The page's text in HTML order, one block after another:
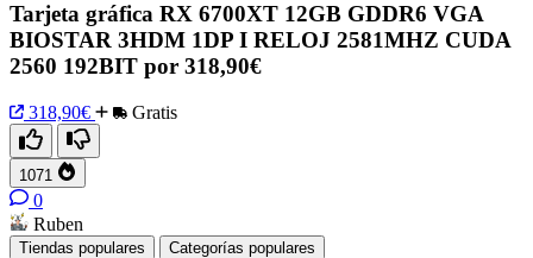
Tarjeta gráfica RX 6700XT 12GB GDDR6 VGA
BIOSTAR 3HDM 1DP I RELOJ 2581MHZ CUDA
2560 192BIT por 318,90€
318,90€ Gratis
1071
0
Ruben
Tiendas populares Categorías populares